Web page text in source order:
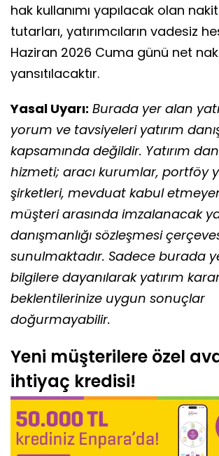
hak kullanımı yapılacak olan
tutarları, yatırımcıların vadesiz
Haziran 2026 Cuma günü net
yansıtılacaktır.
Yasal Uyarı: Burada yer alan
yorum ve tavsiyeleri yatırım
kapsamında değildir. Yatırım
hizmeti; aracı kurumlar, portföy
şirketleri, mevduat kabul
müşteri arasında imzalanacak
danışmanlığı sözleşmesi
sunulmaktadır. Sadece burada
bilgilere dayanılarak yatırım
beklentilerinize uygun sonuçlar
doğurmayabilir.
Yeni müşterilere özel
ihtiyaç kredisi!